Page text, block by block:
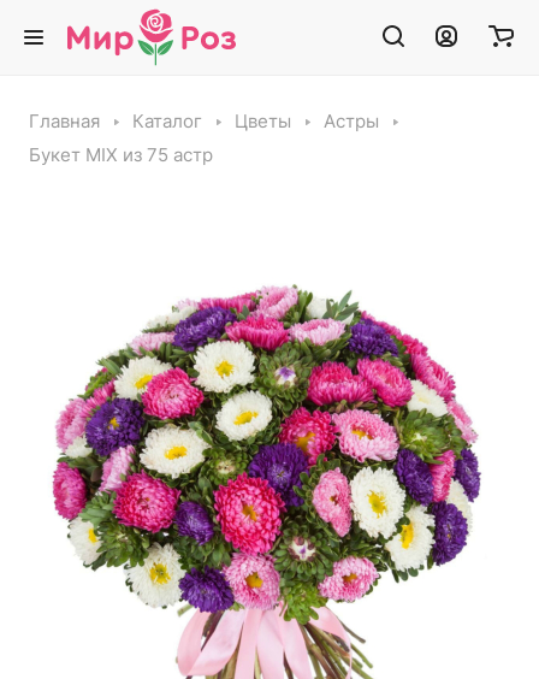
Главная Каталог Цветы
Астры
Букет MIX из 75 астр